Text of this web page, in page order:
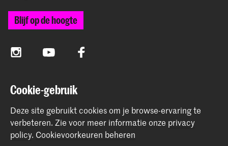
Blijf op de hoogte
InstagramYouTube Facebook
Het Koninklijk Conservatorium en de Koninklijke
Academie van Beeldende Kunsten vormen samen
Hogeschool der Kunsten Den Haag.
Cookie-gebruik
Deze site gebruikt cookies om je browse-ervaring te
verbeteren. Zie voor meer informatie onze privacy
policy. Cookievoorkeuren beheren